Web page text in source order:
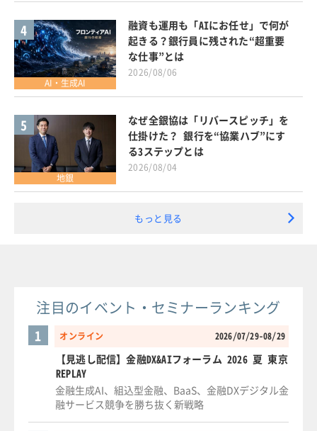
4
AI・生成AI
融資も運用も「AIにお任せ」で何が
起きる？銀行員に残された“超重要
な仕事”とは
2026/08/06
5
地銀
なぜ全銀協は「リバースピッチ」を
仕掛けた？ 銀行を“協業ハブ”にす
る3ステップとは
2026/08/04
もっと見る
注目のイベント・セミナーランキング
オンライン 2026/07/29-08/29
1
【見逃し配信】金融DX&AIフォーラム 2026 夏 東京
REPLAY
金融生成AI、組込型金融、BaaS、金融DXデジタル金
融サービス競争を勝ち抜く新戦略